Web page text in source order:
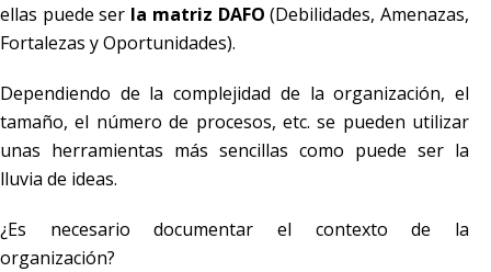
ellas puede ser la matriz DAFO (Debilidades, Amenazas,
Fortalezas y Oportunidades).
Dependiendo de la complejidad de la organización, el
tamaño, el número de procesos, etc. se pueden utilizar
unas herramientas más sencillas como puede ser la
lluvia de ideas.
¿Es necesario documentar el contexto de la
organización?